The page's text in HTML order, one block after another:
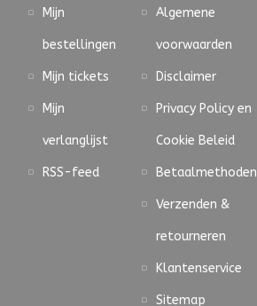
Mijn
bestellingen
Mijn tickets
Mijn
verlanglijst
RSS-feed
Algemene
voorwaarden
Disclaimer
Privacy Policy en
Cookie Beleid
Betaalmethoden
Verzenden &
retourneren
Klantenservice
Sitemap